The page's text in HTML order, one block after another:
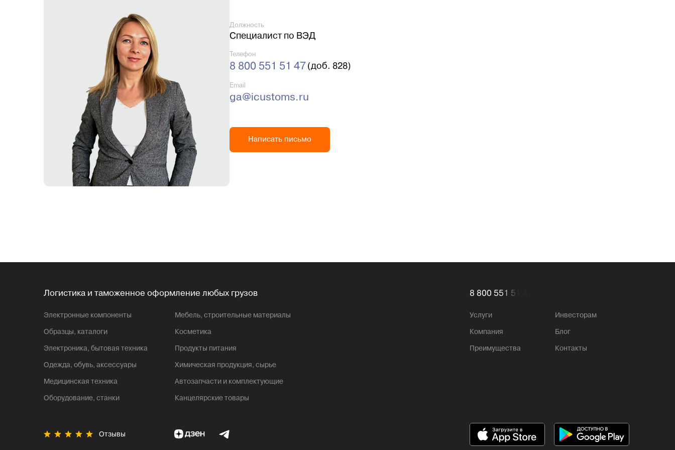
Должность
Специалист по ВЭД
Телефон
8 800 551 51 47 (доб. 828)
Email
ga@icustoms.ru
Написать письмо
Логистика и таможенное оформление любых грузов
Электронные компоненты
Образцы, каталоги
Электроника, бытовая техника
Одежда, обувь, аксессуары
Медицинская техника
Оборудование, станки
Мебель, строительные материалы
Косметика
Продукты питания
Химическая продукция, сырье
Автозапчасти и комплектующие
Канцелярские товары
8 800 551 51 47
Услуги
Компания
Преимущества
Инвесторам
Блог
Контакты
Отзывы